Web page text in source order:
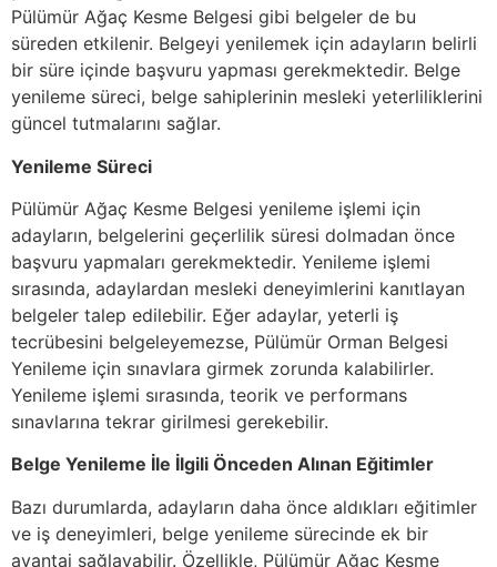
Pülümür Ağaç Kesme Belgesi gibi belgeler de bu
süreden etkilenir. Belgeyi yenilemek için adayların belirli
bir süre içinde başvuru yapması gerekmektedir. Belge
yenileme süreci, belge sahiplerinin mesleki yeterliliklerini
güncel tutmalarını sağlar.
Yenileme Süreci
Pülümür Ağaç Kesme Belgesi yenileme işlemi için
adayların, belgelerini geçerlilik süresi dolmadan önce
başvuru yapmaları gerekmektedir. Yenileme işlemi
sırasında, adaylardan mesleki deneyimlerini kanıtlayan
belgeler talep edilebilir. Eğer adaylar, yeterli iş
tecrübesini belgeleyemezse, Pülümür Orman Belgesi
Yenileme için sınavlara girmek zorunda kalabilirler.
Yenileme işlemi sırasında, teorik ve performans
sınavlarına tekrar girilmesi gerekebilir.
Belge Yenileme İle İlgili Önceden Alınan Eğitimler
Bazı durumlarda, adayların daha önce aldıkları eğitimler
ve iş deneyimleri, belge yenileme sürecinde ek bir
avantaj sağlayabilir. Özellikle, Pülümür Ağaç Kesme